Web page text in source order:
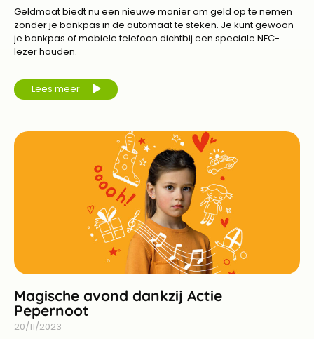
Geldmaat biedt nu een nieuwe manier om geld op te nemen
zonder je bankpas in de automaat te steken. Je kunt gewoon
je bankpas of mobiele telefoon dichtbij een speciale NFC-
lezer houden.
Lees meer
Magische avond dankzij Actie
Pepernoot
20/11/2023